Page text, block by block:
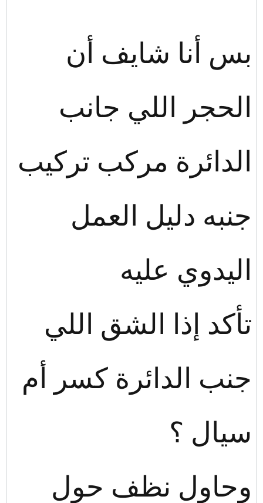
بس أنا شايف أن
الحجر اللي جانب
الدائرة مركب تركيب
جنبه دليل العمل
اليدوي عليه
تأكد إذا الشق اللي
جنب الدائرة كسر أم
سيال ؟
وحاول نظف حول